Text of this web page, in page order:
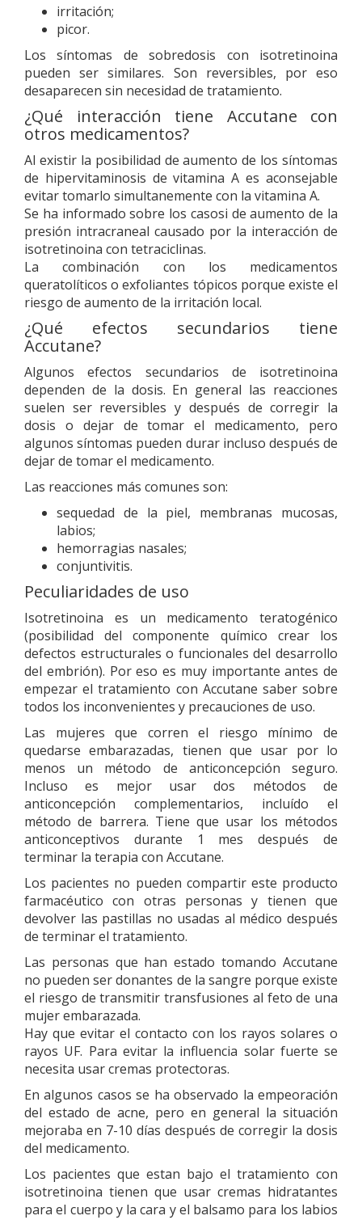
irritación;
picor.
Los síntomas de sobredosis con isotretinoina
pueden ser similares. Son reversibles, por eso
desaparecen sin necesidad de tratamiento.
¿Qué interacción tiene Accutane con
otros medicamentos?
Al existir la posibilidad de aumento de los síntomas
de hipervitaminosis de vitamina A es aconsejable
evitar tomarlo simultanemente con la vitamina A.
Se ha informado sobre los casosi de aumento de la
presión intracraneal causado por la interacción de
isotretinoina con tetraciclinas.
La combinación con los medicamentos
queratolíticos o exfoliantes tópicos porque existe el
riesgo de aumento de la irritación local.
¿Qué efectos secundarios tiene
Accutane?
Algunos efectos secundarios de isotretinoina
dependen de la dosis. En general las reacciones
suelen ser reversibles y después de corregir la
dosis o dejar de tomar el medicamento, pero
algunos síntomas pueden durar incluso después de
dejar de tomar el medicamento.
Las reacciones más comunes son:
sequedad de la piel, membranas mucosas,
labios;
hemorragias nasales;
conjuntivitis.
Peculiaridades de uso
Isotretinoina es un medicamento teratogénico
(posibilidad del componente químico crear los
defectos estructurales o funcionales del desarrollo
del embrión). Por eso es muy importante antes de
empezar el tratamiento con Accutane saber sobre
todos los inconvenientes y precauciones de uso.
Las mujeres que corren el riesgo mínimo de
quedarse embarazadas, tienen que usar por lo
menos un método de anticoncepción seguro.
Incluso es mejor usar dos métodos de
anticoncepción complementarios, incluído el
método de barrera. Tiene que usar los métodos
anticonceptivos durante 1 mes después de
terminar la terapia con Accutane.
Los pacientes no pueden compartir este producto
farmacéutico con otras personas y tienen que
devolver las pastillas no usadas al médico después
de terminar el tratamiento.
Las personas que han estado tomando Accutane
no pueden ser donantes de la sangre porque existe
el riesgo de transmitir transfusiones al feto de una
mujer embarazada.
Hay que evitar el contacto con los rayos solares o
rayos UF. Para evitar la influencia solar fuerte se
necesita usar cremas protectoras.
En algunos casos se ha observado la empeoración
del estado de acne, pero en general la situación
mejoraba en 7-10 días después de corregir la dosis
del medicamento.
Los pacientes que estan bajo el tratamiento con
isotretinoina tienen que usar cremas hidratantes
para el cuerpo y la cara y el balsamo para los labios